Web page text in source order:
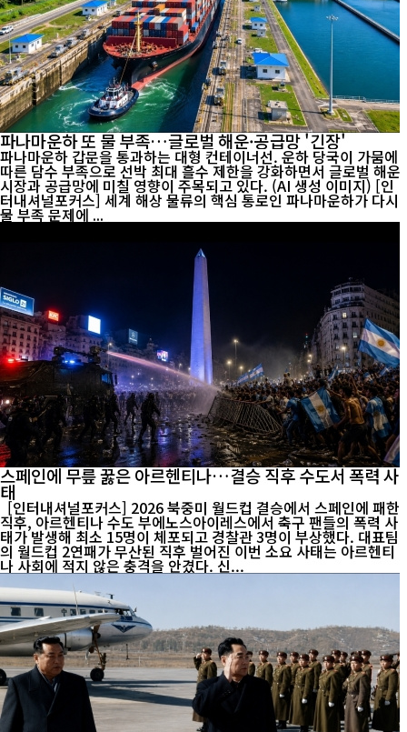
파나마운하 또 물 부족…글로벌 해운·공급망 '긴장'
파나마운하 갑문을 통과하는 대형 컨테이너선. 운하 당국이 가뭄에
따른 담수 부족으로 선박 최대 흘수 제한을 강화하면서 글로벌 해운
시장과 공급망에 미칠 영향이 주목되고 있다. (AI 생성 이미지) [인
터내셔널포커스] 세계 해상 물류의 핵심 통로인 파나마운하가 다시
물 부족 문제에 ...
스페인에 무릎 꿇은 아르헨티나…결승 직후 수도서 폭력 사
태
[인터내셔널포커스] 2026 북중미 월드컵 결승에서 스페인에 패한
직후, 아르헨티나 수도 부에노스아이레스에서 축구 팬들의 폭력 사
태가 발생해 최소 15명이 체포되고 경찰관 3명이 부상했다. 대표팀
의 월드컵 2연패가 무산된 직후 벌어진 이번 소요 사태는 아르헨티
나 사회에 적지 않은 충격을 안겼다. 신...